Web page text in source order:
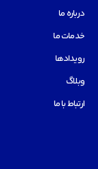
درباره ما
خدمات ما
رویدادها
وبلاگ
ارتباط با ما